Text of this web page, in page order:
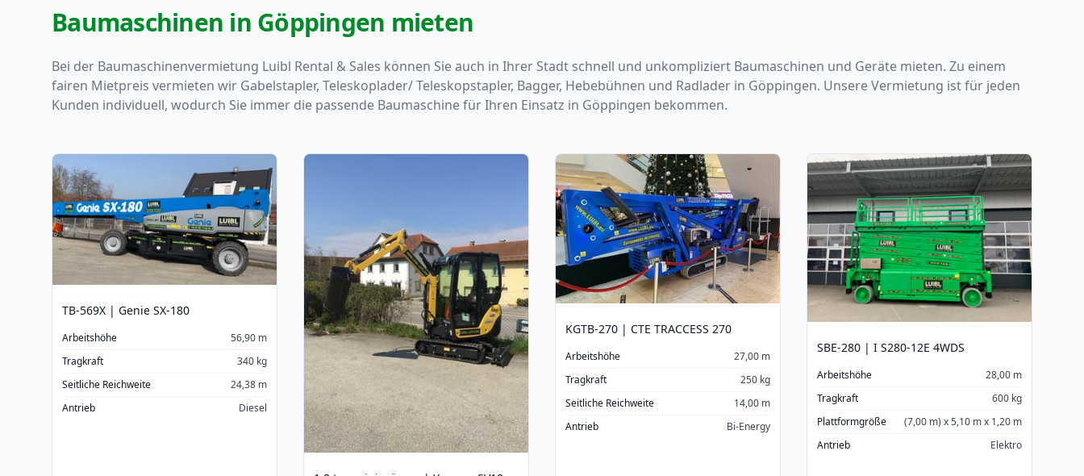
Baumaschinen in Göppingen mieten
Bei der Baumaschinenvermietung Luibl Rental & Sales können Sie auch in Ihrer Stadt schnell und unkompliziert Baumaschinen und Geräte mieten. Zu einem
fairen Mietpreis vermieten wir Gabelstapler, Teleskoplader/ Teleskopstapler, Bagger, Hebebühnen und Radlader in Göppingen. Unsere Vermietung ist für jeden
Kunden individuell, wodurch Sie immer die passende Baumaschine für Ihren Einsatz in Göppingen bekommen.
TB-569X | Genie SX-180
Arbeitshöhe
56,90 m
Tragkraft
340 kg
Seitliche Reichweite
24,38 m
Antrieb
Diesel
KGTB-270 | CTE TRACCESS 270
Arbeitshöhe
27,00 m
Tragkraft
250 kg
Seitliche Reichweite
14,00 m
Antrieb
Bi-Energy
SBE-280 | I S280-12E 4WDS
Arbeitshöhe
28,00 m
Tragkraft
600 kg
Plattformgröße
(7,00 m) x 5,10 m x 1,20 m
Antrieb
Elektro